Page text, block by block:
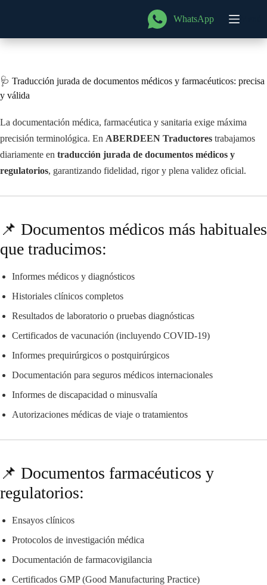
WhatsApp
🩺 Traducción jurada de documentos médicos y farmacéuticos: precisa
y válida
La documentación médica, farmacéutica y sanitaria exige máxima
precisión terminológica. En ABERDEEN Traductores trabajamos
diariamente en traducción jurada de documentos médicos y
regulatorios, garantizando fidelidad, rigor y plena validez oficial.
📌 Documentos médicos más habituales
que traducimos:
Informes médicos y diagnósticos
Historiales clínicos completos
Resultados de laboratorio o pruebas diagnósticas
Certificados de vacunación (incluyendo COVID-19)
Informes prequirúrgicos o postquirúrgicos
Documentación para seguros médicos internacionales
Informes de discapacidad o minusvalía
Autorizaciones médicas de viaje o tratamientos
📌 Documentos farmacéuticos y
regulatorios:
Ensayos clínicos
Protocolos de investigación médica
Documentación de farmacovigilancia
Certificados GMP (Good Manufacturing Practice)